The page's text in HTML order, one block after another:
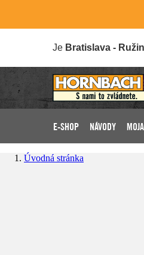
Je Bratislava -
E-SHOP NÁVODY
Úvodná stránka